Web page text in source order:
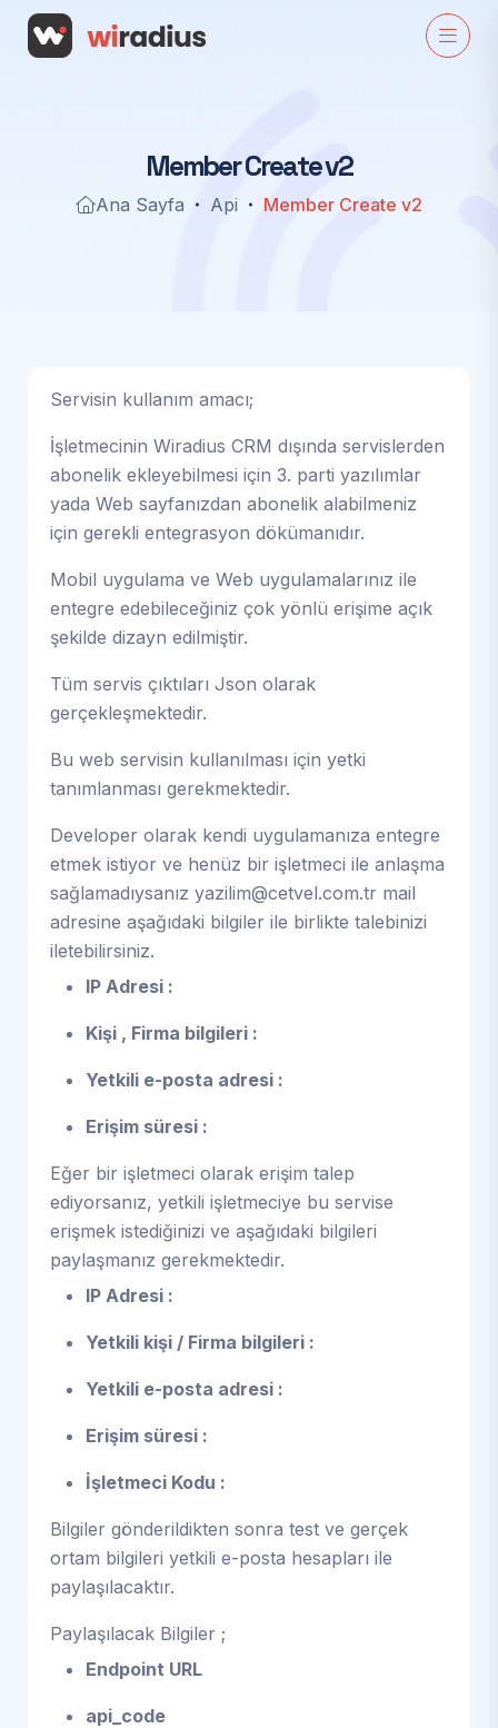
MemberCreatev2
Ana Sayfa Api Member Create v2
Servisin kullanım amacı;
İşletmecinin Wiradius CRM dışında servislerden
abonelik ekleyebilmesi için 3. parti yazılımlar
yada Web sayfanızdan abonelik alabilmeniz
için gerekli entegrasyon dökümanıdır.
Mobil uygulama ve Web uygulamalarınız ile
entegre edebileceğiniz çok yönlü erişime açık
şekilde dizayn edilmiştir.
Tüm servis çıktıları Json olarak
gerçekleşmektedir.
Bu web servisin kullanılması için yetki
tanımlanması gerekmektedir.
Developer olarak kendi uygulamanıza entegre
etmek istiyor ve henüz bir işletmeci ile anlaşma
sağlamadıysanız yazilim@cetvel.com.tr mail
adresine aşağıdaki bilgiler ile birlikte talebinizi
iletebilirsiniz.
IP Adresi :
Kişi , Firma bilgileri :
Yetkili e-posta adresi :
Erişim süresi :
Eğer bir işletmeci olarak erişim talep
ediyorsanız, yetkili işletmeciye bu servise
erişmek istediğinizi ve aşağıdaki bilgileri
paylaşmanız gerekmektedir.
IP Adresi :
Yetkili kişi / Firma bilgileri :
Yetkili e-posta adresi :
Erişim süresi :
İşletmeci Kodu :
Bilgiler gönderildikten sonra test ve gerçek
ortam bilgileri yetkili e-posta hesapları ile
paylaşılacaktır.
Paylaşılacak Bilgiler ;
Endpoint URL
api_code